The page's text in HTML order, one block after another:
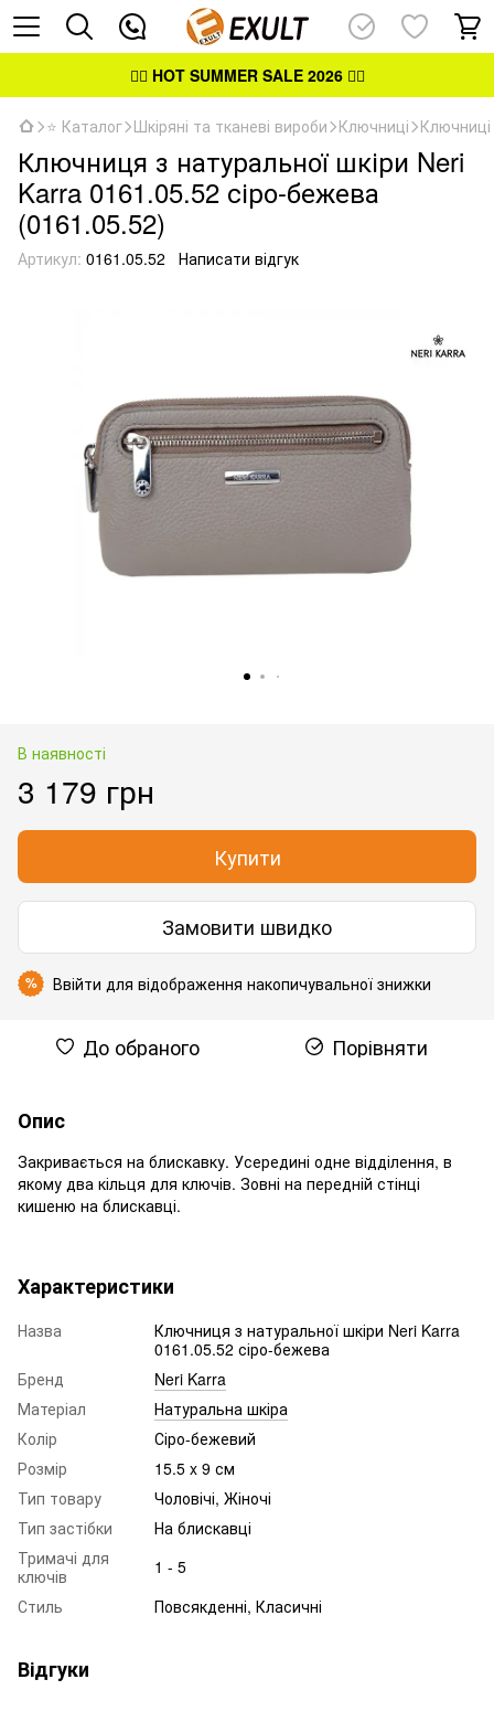
👉🏻 HOT SUMMER SALE 2026👈🏻
⭐ Каталог Шкіряні та тканеві вироби Ключниці Ключниці
Ключниця з натуральної шкіри Neri
Karra 0161.05.52 сіро-бежева
(0161.05.52)
Артикул: 0161.05.52 Написати відгук
В наявності
3 179 грн
Купити
Замовити швидко
% Ввійти для відображення накопичувальної знижки
До обраного Порівняти
Опис
Закривається на блискавку. Усередині одне відділення, в
якому два кільця для ключів. Зовні на передній стінці
кишеню на блискавці.
Характеристики
Назва
Ключниця з натуральної шкіри Neri Karra
0161.05.52 сіро-бежева
Бренд
Neri Karra
Матеріал
Натуральна шкіра
Колір
Сіро-бежевий
Розмір
15.5 x 9 см
Тип товару
Чоловічі, Жіночі
Тип застібки
На блискавці
Тримачі для
ключів
1 - 5
Стиль
Повсякденні, Класичні
Відгуки